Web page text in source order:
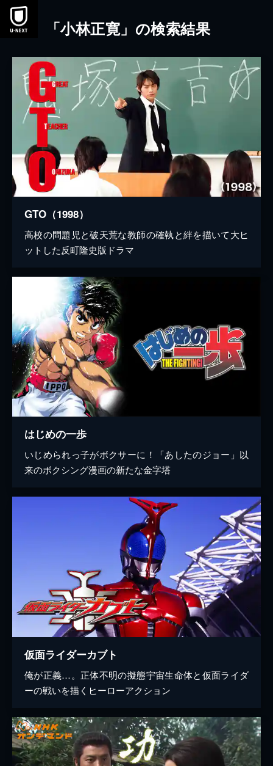
本文へスキップ
「小林正寛」の検索結果
GTO（1998）
高校の問題児と破天荒な教師の確執と絆を描いて大ヒ
ットした反町隆史版ドラマ
はじめの一歩
いじめられっ子がボクサーに！「あしたのジョー」以
来のボクシング漫画の新たな金字塔
仮面ライダーカブト
俺が正義…。正体不明の擬態宇宙生命体と仮面ライダ
ーの戦いを描くヒーローアクション